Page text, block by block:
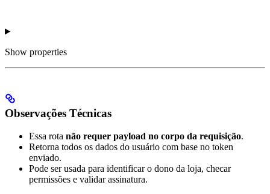
Show properties
Observações Técnicas
Essa rota não requer payload no corpo da requisição.
Retorna todos os dados do usuário com base no token
enviado.
Pode ser usada para identificar o dono da loja, checar
permissões e validar assinatura.